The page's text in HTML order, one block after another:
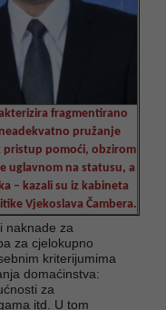
fragmentirano
pružanje
pristup pomoći, obzirom
uglavnom na statusu, a
– kazali su iz kabineta
Vjekoslava Čambera.
naknade za
za cjelokupno
kriterijumima
domaćinstva:
za
itd. U tom